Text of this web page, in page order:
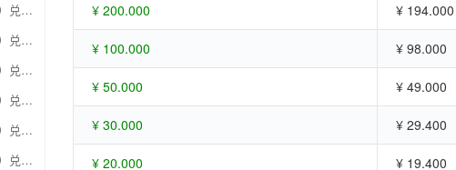
电信充值卡（面值千万别选错）兑换携程任我行
电信充值卡（面值千万别选错）兑换中欣卡(中欣通卡)
电信充值卡（面值千万别选错）兑换盛大一卡通
电信充值卡（面值千万别选错）兑换网易一卡通
电信充值卡（面值千万别选错）兑换天宏一卡通（易冲天宏卡）
电信充值卡（面值千万别选错）兑换巨人一卡通(征途卡)
¥ 200.000 ¥ 194.000
¥ 100.000 ¥ 98.000
¥ 50.000 ¥ 49.000
¥ 30.000 ¥ 29.400
¥ 20.000 ¥ 19.400